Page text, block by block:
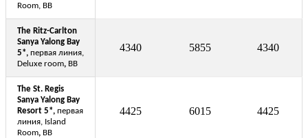
Room, BB
The Ritz-Carlton
Sanya Yalong Bay
5*, первая линия,
Deluxe room, BB
4340 5855 4340
The St. Regis
Sanya Yalong Bay
Resort 5*, первая
линия, Island
Room, BB
4425 6015 4425